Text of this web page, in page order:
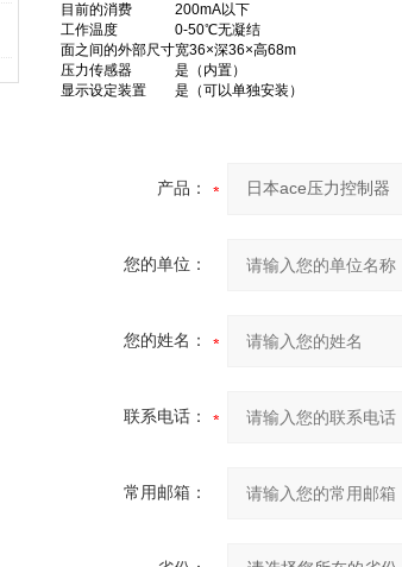
目前的消费
200mA以下
工作温度
0-50℃无凝结
面之间的外部尺寸宽36×深36×高68m
压力传感器
是（内置）
显示设定装置
是（可以单独安装）
产品：
您的单位：
您的姓名：
联系电话：
常用邮箱：